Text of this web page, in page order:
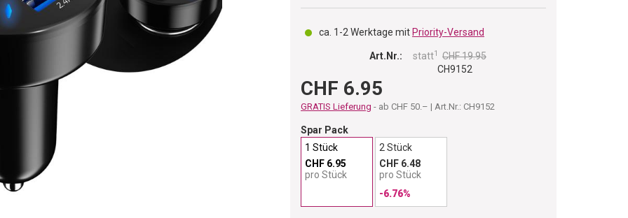
ca. 1-2 Werktage mit Priority-Versand
Art.Nr.:
CH9152
statt1 CHF 19.95
CHF 6.95
GRATIS Lieferung - ab CHF 50.– | Art.Nr.: CH9152
Spar Pack
1 Stück
CHF 6.95
pro Stück
2 Stück
CHF 6.48
pro Stück
-6.76%